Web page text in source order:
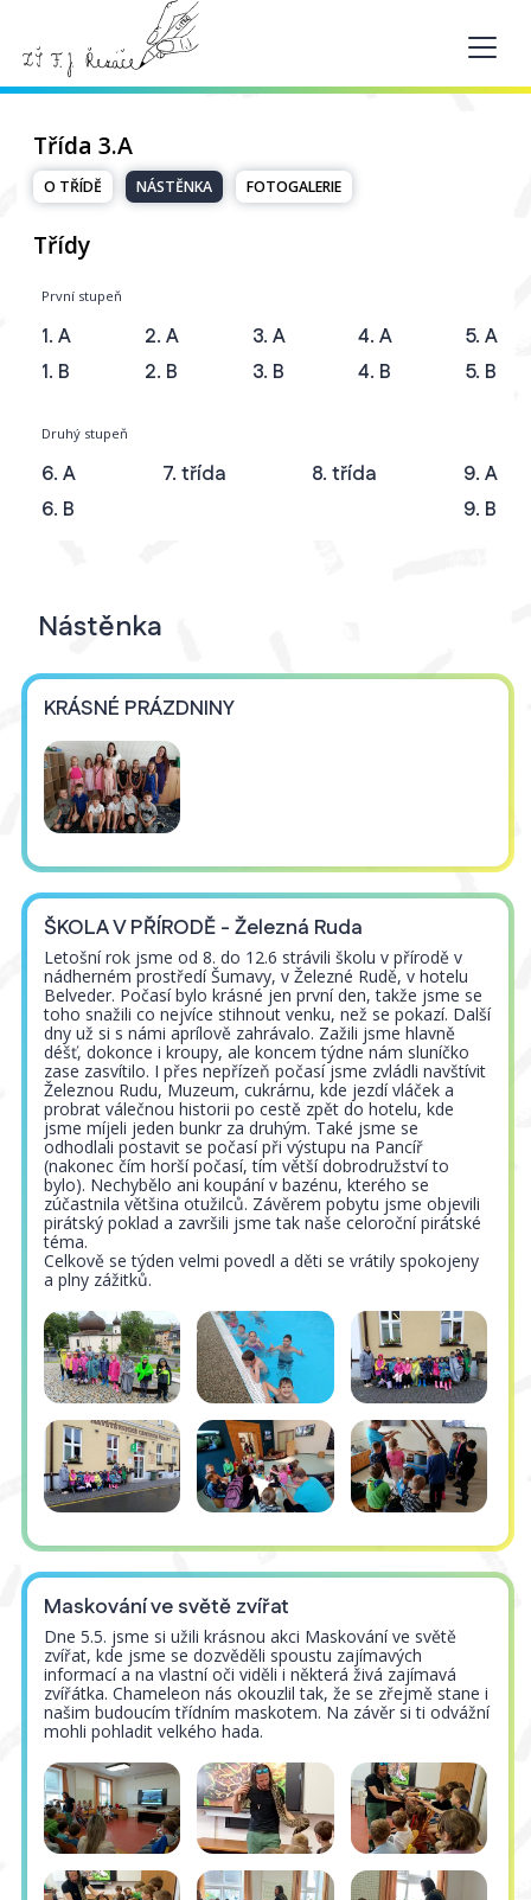
Třída 3.A
O TŘÍDĚ NÁSTĚNKA FOTOGALERIE
Třídy
První stupeň
1. A
1. B
2. A
2. B
3. A
3. B
4. A
4. B
5. A
5. B
Druhý stupeň
6. A
6. B
7. třída 8. třída
9. A
9. B
Nástěnka
KRÁSNÉ PRÁZDNINY
ŠKOLA V PŘÍRODĚ - Železná Ruda
Letošní rok jsme od 8. do 12.6 strávili školu v přírodě v
nádherném prostředí Šumavy, v Železné Rudě, v hotelu
Belveder. Počasí bylo krásné jen první den, takže jsme se
toho snažili co nejvíce stihnout venku, než se pokazí. Další
dny už si s námi aprílově zahrávalo. Zažili jsme hlavně
déšť, dokonce i kroupy, ale koncem týdne nám sluníčko
zase zasvítilo. I přes nepřízeň počasí jsme zvládli navštívit
Železnou Rudu, Muzeum, cukrárnu, kde jezdí vláček a
probrat válečnou historii po cestě zpět do hotelu, kde
jsme míjeli jeden bunkr za druhým. Také jsme se
odhodlali postavit se počasí při výstupu na Pancíř
(nakonec čím horší počasí, tím větší dobrodružství to
bylo). Nechybělo ani koupání v bazénu, kterého se
zúčastnila většina otužilců. Závěrem pobytu jsme objevili
pirátský poklad a završili jsme tak naše celoroční pirátské
téma.
Celkově se týden velmi povedl a děti se vrátily spokojeny
a plny zážitků.
Maskování ve světě zvířat
Dne 5.5. jsme si užili krásnou akci Maskování ve světě
zvířat, kde jsme se dozvěděli spoustu zajímavých
informací a na vlastní oči viděli i některá živá zajímavá
zvířátka. Chameleon nás okouzlil tak, že se zřejmě stane i
našim budoucím třídním maskotem. Na závěr si ti odvážní
mohli pohladit velkého hada.